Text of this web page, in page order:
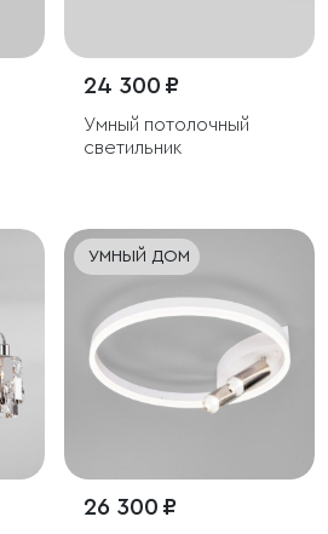
24 300 ₽
Умный потолочный
светильник
УМНЫЙ ДОМ
26 300 ₽